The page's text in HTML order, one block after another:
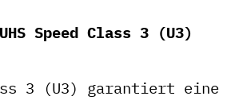
Speed Class 3 (U3)
3 (U3) garantiert eine